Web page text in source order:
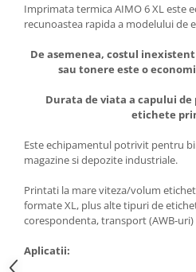
Imprimata termica AIMO 6 XL este
recunoastea rapida a modelului de
De asemenea, costul
sau tonere este o
Durata de viata a capului de
etichete
Este echipamentul potrivit pentru
magazine si depozite industriale.
Printati la mare viteza/volum
formate XL, plus alte tipuri de
corespondenta, transport (AWB-
Aplicatii: